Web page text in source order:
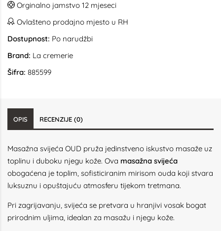
Orginalno jamstvo 12 mjeseci
Ovlašteno prodajno mjesto u RH
Dostupnost: Po narudžbi
Brand: La cremerie
Šifra: 885599
OPIS RECENZIJE (0)
Masažna svijeća OUD pruža jedinstveno iskustvo masaže uz
toplinu i duboku njegu kože. Ova masažna svijeća
obogaćena je toplim, sofisticiranim mirisom ouda koji stvara
luksuznu i opuštajuću atmosferu tijekom tretmana.
Pri zagrijavanju, svijeća se pretvara u hranjivi vosak bogat
prirodnim uljima, idealan za masažu i njegu kože.